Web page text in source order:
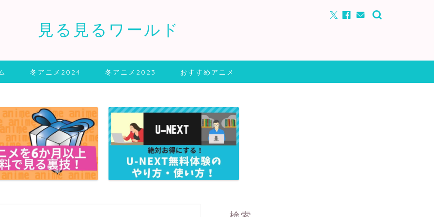
見る見るワールド
冬アニメ2024 冬アニメ2023 おすすめアニメ